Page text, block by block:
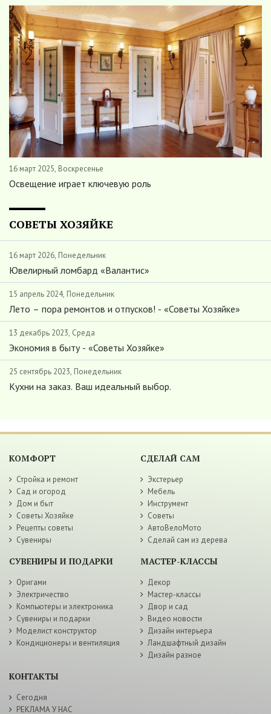
16 март 2025, Воскресенье
Освещение играет ключевую роль
СОВЕТЫ ХОЗЯЙКЕ
16 март 2026, Понедельник
Ювелирный ломбард «Валантис»
15 апрель 2024, Понедельник
Лето – пора ремонтов и отпусков! - «Советы Хозяйке»
13 декабрь 2023, Среда
Экономия в быту - «Советы Хозяйке»
25 сентябрь 2023, Понедельник
Кухни на заказ. Ваш идеальный выбор.
КОМФОРТ
Стройка и ремонт
Сад и огород
Дом и быт
Советы Хозяйке
Рецепты советы
Сувениры
СДЕЛАЙ САМ
Экстерьер
Мебель
Инструмент
Советы
АвтоВелоМото
Сделай сам из дерева
СУВЕНИРЫ И ПОДАРКИ
Оригами
Электричество
Компьютеры и электроника
Сувениры и подарки
Моделист конструктор
Кондиционеры и вентиляция
МАСТЕР-КЛАССЫ
Декор
Мастер-классы
Двор и сад
Видео новости
Дизайн интерьера
Ландшафтный дизайн
Дизайн разное
КОНТАКТЫ
Сегодня
РЕКЛАМА У НАС